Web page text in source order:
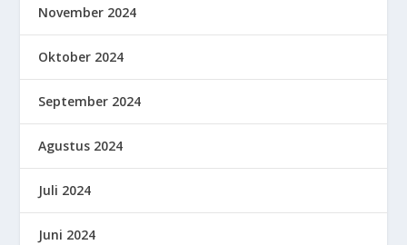
November 2024
Oktober 2024
September 2024
Agustus 2024
Juli 2024
Juni 2024